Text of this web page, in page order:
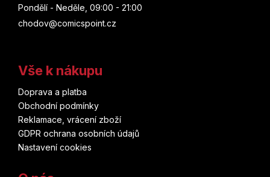
Pondělí - Neděle, 09:00 - 21:00
chodov@comicspoint.cz
Vše k nákupu
Doprava a platba
Obchodní podmínky
Reklamace, vrácení zboží
GDPR ochrana osobních údajů
Nastavení cookies